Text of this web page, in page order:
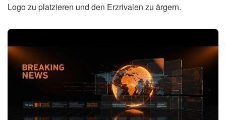
Logo zu platzieren und den Erzrivalen zu ärgern.